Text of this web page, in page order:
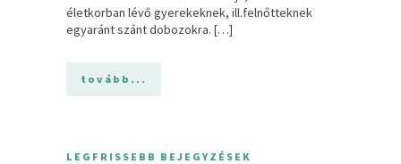
életkorban lévő gyerekeknek, ill.felnőtteknek
egyaránt szánt dobozokra. […]
tovább...
LEGFRISSEBB BEJEGYZÉSEK